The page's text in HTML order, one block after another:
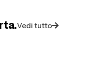
Vedi tutto